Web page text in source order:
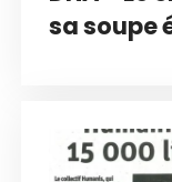
sa soupe